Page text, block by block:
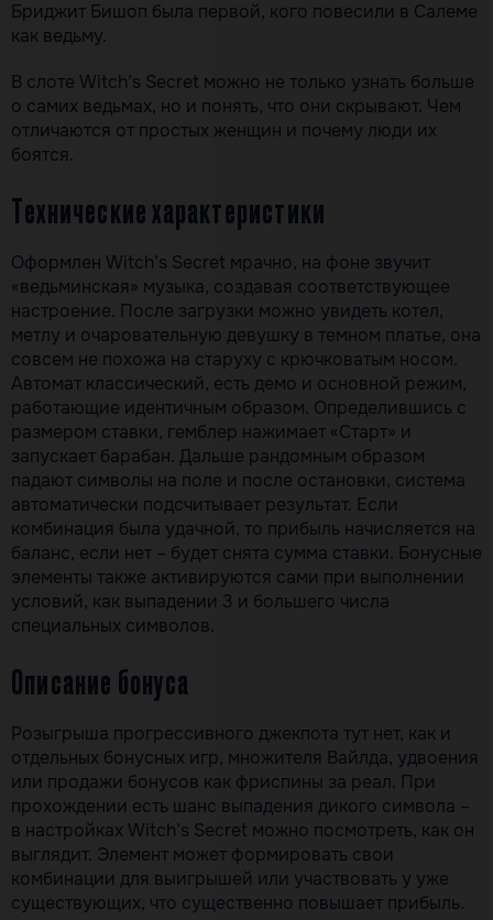
Бриджит Бишоп была первой, кого повесили в Салеме
как ведьму.
В слоте Witch’s Secret можно не только узнать больше
о самих ведьмах, но и понять, что они скрывают. Чем
отличаются от простых женщин и почему люди их
боятся.
Технические характеристики
Оформлен Witch’s Secret мрачно, на фоне звучит
«ведьминская» музыка, создавая соответствующее
настроение. После загрузки можно увидеть котел,
метлу и очаровательную девушку в темном платье, она
совсем не похожа на старуху с крючковатым носом.
Автомат классический, есть демо и основной режим,
работающие идентичным образом. Определившись с
размером ставки, гемблер нажимает «Старт» и
запускает барабан. Дальше рандомным образом
падают символы на поле и после остановки, система
автоматически подсчитывает результат. Если
комбинация была удачной, то прибыль начисляется на
баланс, если нет – будет снята сумма ставки. Бонусные
элементы также активируются сами при выполнении
условий, как выпадении 3 и большего числа
специальных символов.
Описание бонуса
Розыгрыша прогрессивного джекпота тут нет, как и
отдельных бонусных игр, множителя Вайлда, удвоения
или продажи бонусов как фриспины за реал. При
прохождении есть шанс выпадения дикого символа –
в настройках Witch’s Secret можно посмотреть, как он
выглядит. Элемент может формировать свои
комбинации для выигрышей или участвовать у уже
существующих, что существенно повышает прибыль.